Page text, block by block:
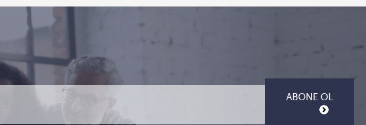
ABONE OL